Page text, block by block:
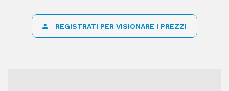
REGISTRATI PER VISIONARE I PREZZI